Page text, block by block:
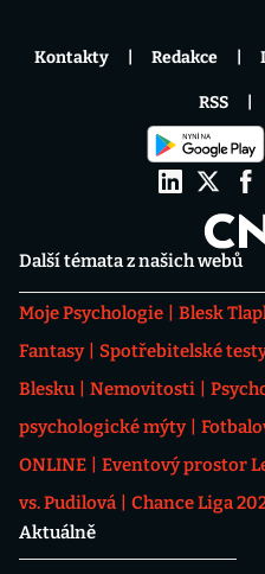
Další témata z našich webů
Moje Psychologie Blesk
Fantasy
Spotřebitelské
Blesku
Nemovitosti
psychologické mýty
ONLINE
Eventový prostor
vs. Pudilová
Chance Liga
Aktuálně
Kontakty Redakce
RSS